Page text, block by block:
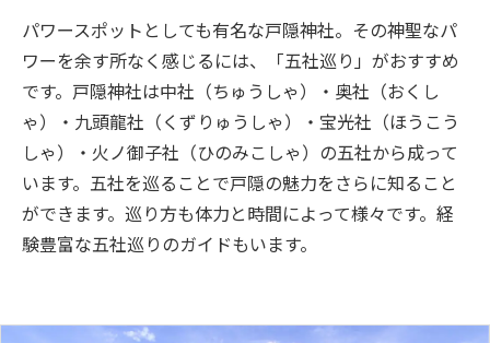
パワースポットとしても有名な戸隠神社。その神聖なパ
ワーを余す所なく感じるには、「五社巡り」がおすすめ
です。戸隠神社は中社（ちゅうしゃ）・奥社（おくし
ゃ）・九頭龍社（くずりゅうしゃ）・宝光社（ほうこう
しゃ）・火ノ御子社（ひのみこしゃ）の五社から成って
います。五社を巡ることで戸隠の魅力をさらに知ること
ができます。巡り方も体力と時間によって様々です。経
験豊富な五社巡りのガイドもいます。